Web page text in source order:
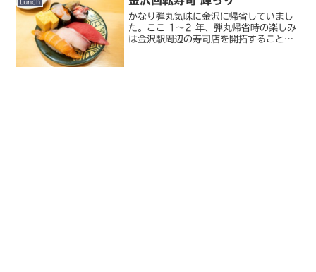
Lunch
かなり弾丸気味に金沢に帰省していまし
た。ここ 1～2 年、弾丸帰省時の楽しみ
は金沢駅周辺の寿司店を開拓することな